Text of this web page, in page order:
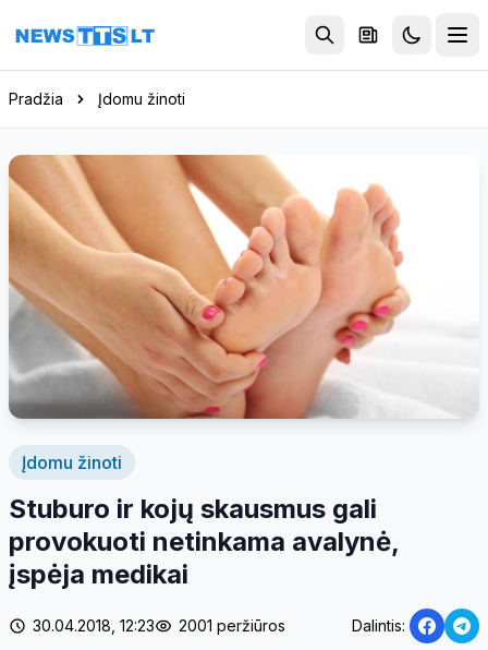
Eiti į turinį
Pradžia Įdomu žinoti
Įdomu žinoti
Stuburo ir kojų skausmus gali
provokuoti netinkama avalynė,
įspėja medikai
30.04.2018, 12:23 2001 peržiūros Dalintis: